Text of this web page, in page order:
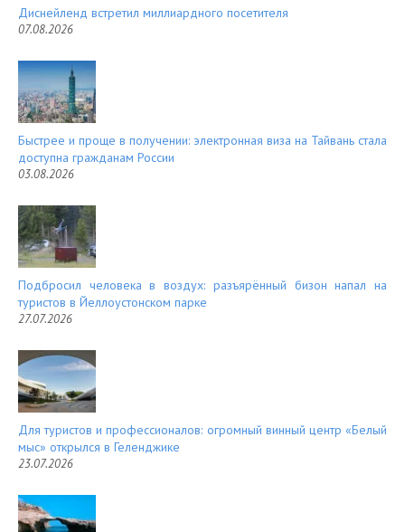
Диснейленд встретил миллиардного посетителя
07.08.2026
Быстрее и проще в получении: электронная виза на Тайвань стала
доступна гражданам России
03.08.2026
Подбросил человека в воздух: разъярённый бизон напал на
туристов в Йеллоустонском парке
27.07.2026
Для туристов и профессионалов: огромный винный центр «Белый
мыс» открылся в Геленджике
23.07.2026